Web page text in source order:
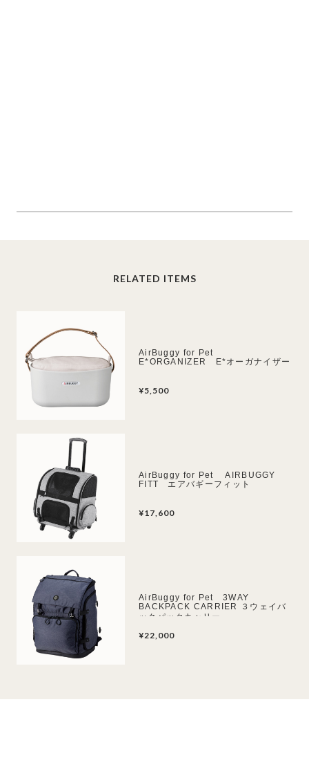
RELATED ITEMS
AirBuggy for Pet
E*ORGANIZER E*オーガナイザー
¥5,500
AirBuggy for Pet AIRBUGGY
FITT エアバギーフィット
¥17,600
AirBuggy for Pet 3WAY
BACKPACK CARRIER ３ウェイバ
ックパックキャリー
¥22,000